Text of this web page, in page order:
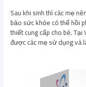
Sau khi sinh thì các mẹ
bảo sức khỏe có thể hồi
thiết cung cấp cho bé.
được các mẹ sử dụng và